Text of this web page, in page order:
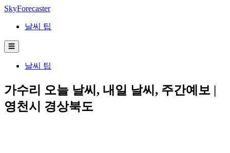
SkyForecaster
날씨 팁
☰
날씨 팁
가수리 오늘 날씨, 내일 날씨, 주간예보 |
영천시 경상북도